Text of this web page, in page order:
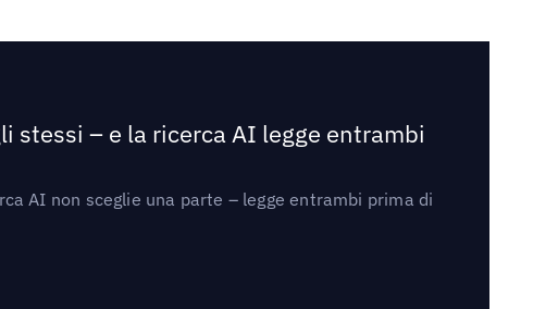
stessi – e la ricerca AI legge entrambi
AI non sceglie una parte – legge entrambi prima di